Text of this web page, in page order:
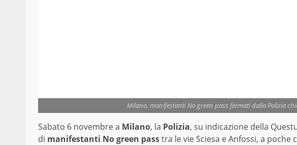
Milano, manifestanti No green pass fermati dalla Polizia
Sabato 6 novembre a Milano, la Polizia, su indicazione della
di manifestanti No green passtra le vie Sciesa e Anfossi, a